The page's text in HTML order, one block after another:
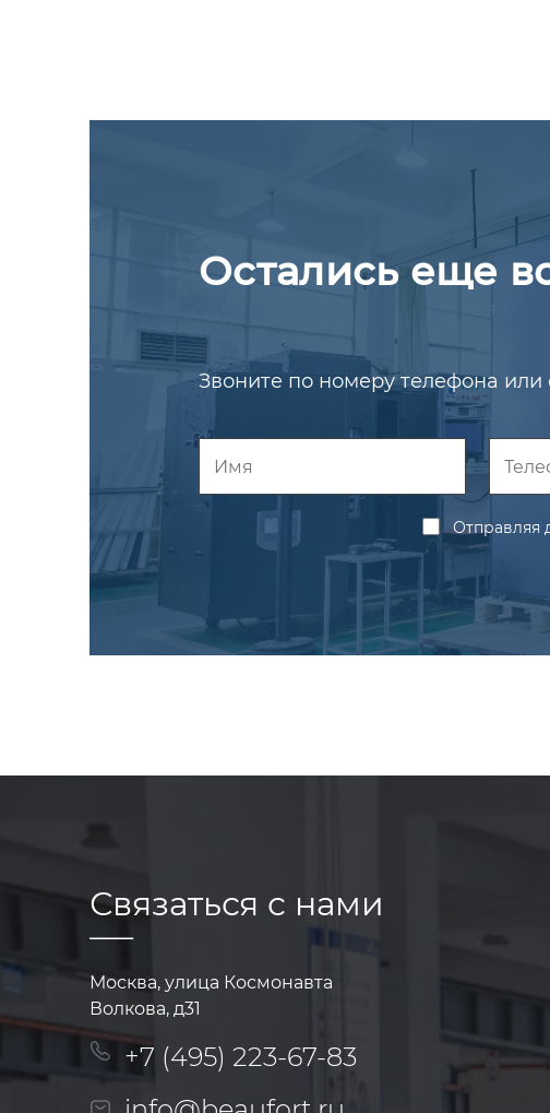
Остались еще
Звоните по номеру телефона или
Отправляя
Связаться с нами
Москва, улица Космонавта
Волкова, д31
+7 (495) 223-67-83